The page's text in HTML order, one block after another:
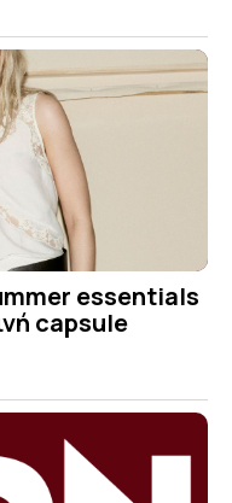
essentials
capsule